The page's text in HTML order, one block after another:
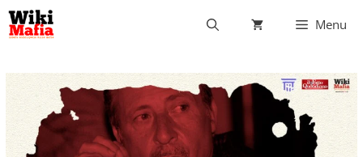
Vai
al
Menu